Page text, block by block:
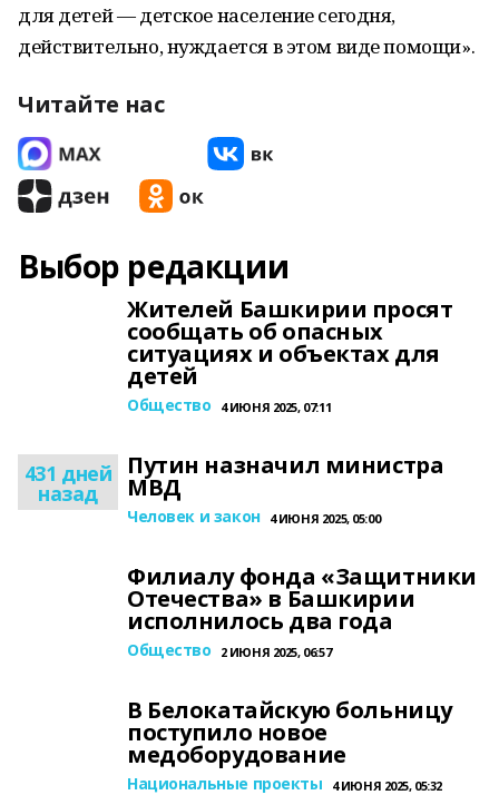
для детей — детское население сегодня,
действительно, нуждается в этом виде помощи».
Читайте нас
Выбор редакции
Жителей Башкирии просят
сообщать об опасных
ситуациях и объектах для
детей
Общество 4 ИЮНЯ 2025, 07:11
431 дней
назад
Путин назначил министра
МВД
Человек и закон 4 ИЮНЯ 2025, 05:00
Филиалу фонда «Защитники
Отечества» в Башкирии
исполнилось два года
Общество 2 ИЮНЯ 2025, 06:57
В Белокатайскую больницу
поступило новое
медоборудование
Национальные проекты 4 ИЮНЯ 2025, 05:32